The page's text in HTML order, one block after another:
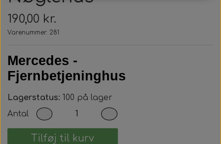
190,00 kr.
Varenummer: 281
Mercedes -
Fjernbetjeninghus
Lagerstatus: 100 på lager
Antal
Tilføj til kurv